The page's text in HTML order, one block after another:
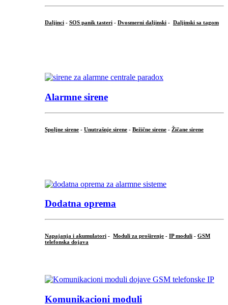
Daljinci - SOS panik tasteri - Dvosmerni daljinski - Daljinski sa tagom
Alarmne sirene
Spoljne sirene - Unutrašnje sirene - Bežične sirene - Žičane sirene
Dodatna oprema
Napajanja i akumulatori - Moduli za proširenje - IP moduli - GSM
telefonska dojava
Komunikacioni moduli